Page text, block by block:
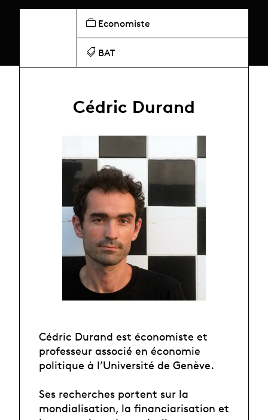
Economiste
BAT
Cédric Durand
Cédric Durand est économiste et
professeur associé en économie
politique à l’Université de Genève.
Ses recherches portent sur la
mondialisation, la financiarisation et